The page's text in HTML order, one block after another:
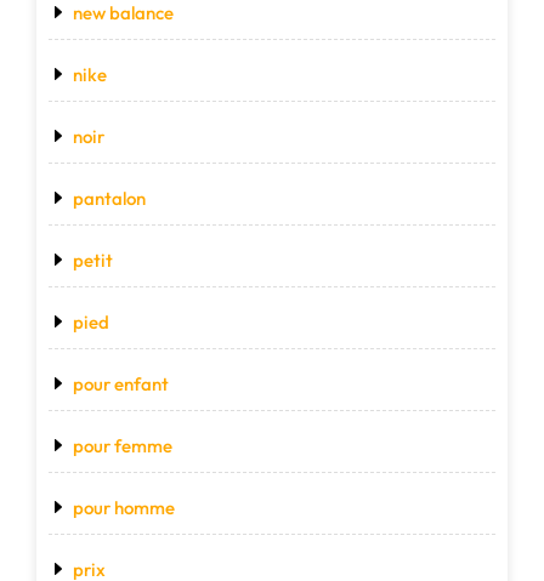
new balance
nike
noir
pantalon
petit
pied
pour enfant
pour femme
pour homme
prix